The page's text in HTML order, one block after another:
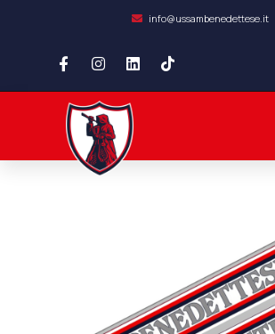
info@ussambenedettese.it